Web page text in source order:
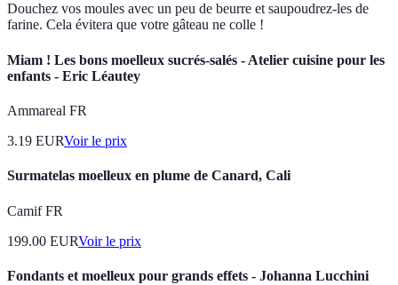
Douchez vos moules avec un peu de beurre et saupoudrez-les de
farine. Cela évitera que votre gâteau ne colle !
Miam ! Les bons moelleux sucrés-salés - Atelier cuisine pour les
enfants - Eric Léautey
Ammareal FR
3.19 EURVoir le prix
Surmatelas moelleux en plume de Canard, Cali
Camif FR
199.00 EURVoir le prix
Fondants et moelleux pour grands effets - Johanna Lucchini